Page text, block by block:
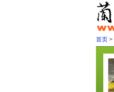
首页 >